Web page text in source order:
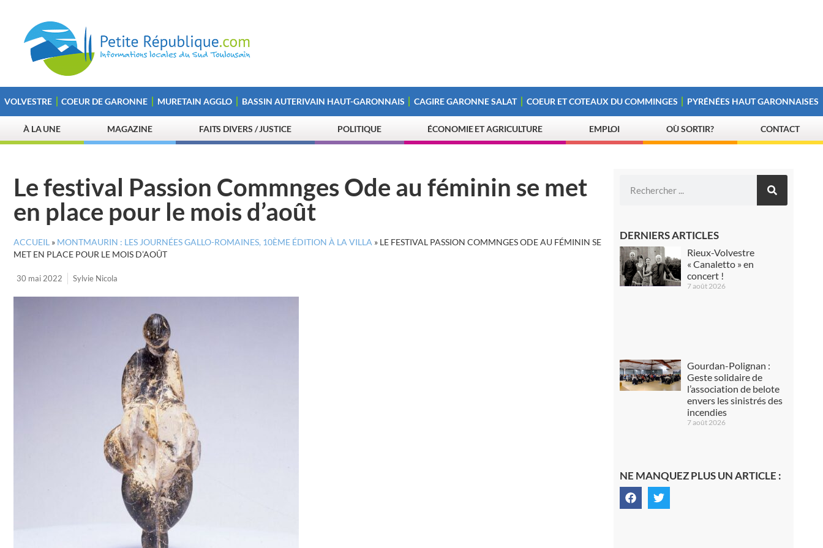
VOLVESTRE COEUR DE GARONNE MURETAIN AGGLO BASSIN AUTERIVAIN HAUT-GARONNAIS CAGIRE GARONNE SALAT COEUR ET COTEAUX DU COMMINGES PYRÉNÉES HAUT GARONNAISES
À LA UNE MAGAZINE FAITS DIVERS / JUSTICE POLITIQUE ÉCONOMIE ET AGRICULTURE EMPLOI OÙ SORTIR? CONTACT
Le festival Passion Commnges Ode au féminin se met
en place pour le mois d’août
ACCUEIL » MONTMAURIN : LES JOURNÉES GALLO-ROMAINES, 10ÈME ÉDITION À LA VILLA » LE FESTIVAL PASSION COMMNGES ODE AU FÉMININ SE
MET EN PLACE POUR LE MOIS D’AOÛT
30 mai 2022 Sylvie Nicola
DERNIERS ARTICLES
Rieux-Volvestre
« Canaletto » en
concert !
7 août 2026
Gourdan-Polignan :
Geste solidaire de
l’association de belote
envers les sinistrés des
incendies
7 août 2026
NE MANQUEZ PLUS UN ARTICLE :